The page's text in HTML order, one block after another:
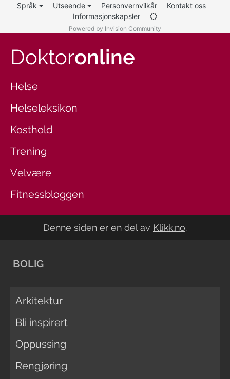
Språk Utseende Personvernvilkår
Kontakt oss
Informasjonskapsler
Powered by Invision Community
Doktoronline
Helse
Helseleksikon
Kosthold
Trening
Velvære
Fitnessbloggen
Denne siden er en del av Klikk.no.
BOLIG
Arkitektur
Bli inspirert
Oppussing
Rengjøring